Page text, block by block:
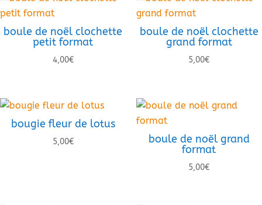
boule de noël clochette
petit format
4,00€
boule de noël clochette
grand format
5,00€
bougie fleur de lotus
5,00€
boule de noël grand
format
5,00€